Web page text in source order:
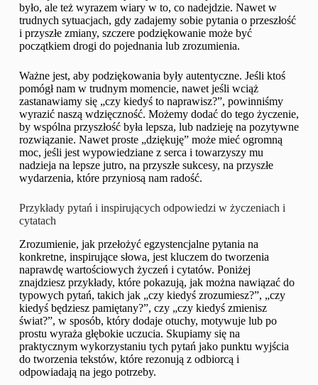
było, ale też wyrazem wiary w to, co nadejdzie. Nawet w
trudnych sytuacjach, gdy zadajemy sobie pytania o przeszłość
i przyszłe zmiany, szczere podziękowanie może być
początkiem drogi do pojednania lub zrozumienia.
Ważne jest, aby podziękowania były autentyczne. Jeśli ktoś
pomógł nam w trudnym momencie, nawet jeśli wciąż
zastanawiamy się „czy kiedyś to naprawisz?”, powinniśmy
wyrazić naszą wdzięczność. Możemy dodać do tego życzenie,
by wspólna przyszłość była lepsza, lub nadzieję na pozytywne
rozwiązanie. Nawet proste „dziękuję” może mieć ogromną
moc, jeśli jest wypowiedziane z serca i towarzyszy mu
nadzieja na lepsze jutro, na przyszłe sukcesy, na przyszłe
wydarzenia, które przyniosą nam radość.
Przykłady pytań i inspirujących odpowiedzi w życzeniach i
cytatach
Zrozumienie, jak przełożyć egzystencjalne pytania na
konkretne, inspirujące słowa, jest kluczem do tworzenia
naprawdę wartościowych życzeń i cytatów. Poniżej
znajdziesz przykłady, które pokazują, jak można nawiązać do
typowych pytań, takich jak „czy kiedyś zrozumiesz?”, „czy
kiedyś będziesz pamiętany?”, czy „czy kiedyś zmienisz
świat?”, w sposób, który dodaje otuchy, motywuje lub po
prostu wyraża głębokie uczucia. Skupiamy się na
praktycznym wykorzystaniu tych pytań jako punktu wyjścia
do tworzenia tekstów, które rezonują z odbiorcą i
odpowiadają na jego potrzeby.